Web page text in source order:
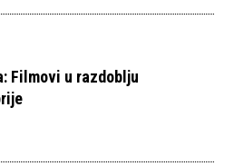
Filmovi u razdoblju